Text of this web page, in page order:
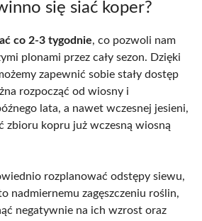
się siać koper?
co 2-3 tygodnie, co pozwoli nam
plonami przez cały sezon. Dzięki
zapewnić sobie stały dostęp
rozpocząć od wiosny i
lata, a nawet wczesnej jesieni,
zbioru kopru już wczesną wiosną
rozplanować odstępy siewu,
nadmiernemu zagęszczeniu roślin,
negatywnie na ich wzrost oraz